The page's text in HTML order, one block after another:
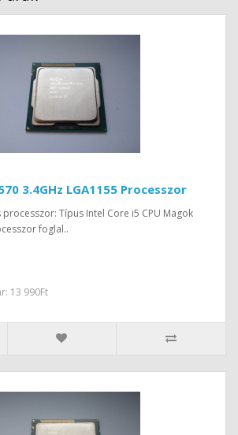
3.4GHz LGA1155 Processzor
processzor: Típus Intel Core i5 CPU Magok
foglal..
13 990Ft